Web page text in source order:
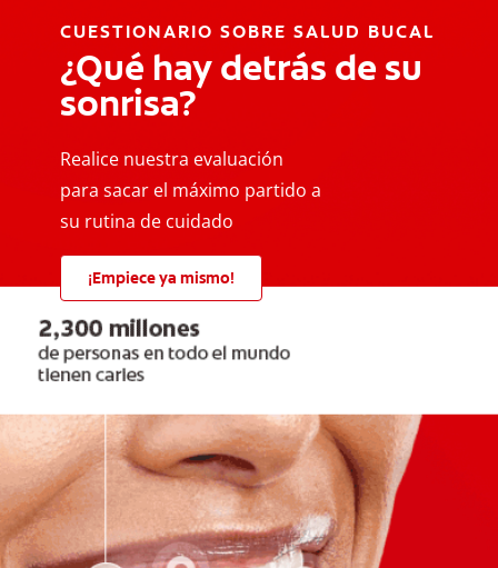
CUESTIONARIO SOBRE SALUD BUCAL
¿Qué hay detrás de su
sonrisa?
Realice nuestra evaluación
para sacar el máximo partido a
su rutina de cuidado
¡Empiece ya mismo!